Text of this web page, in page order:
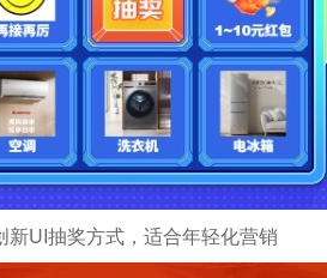
新UI抽奖方式，适合年轻化营销